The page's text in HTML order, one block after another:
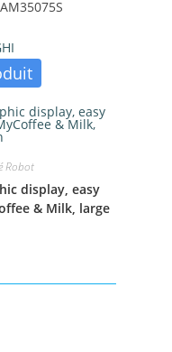
Robot
display, easy
& Milk, large